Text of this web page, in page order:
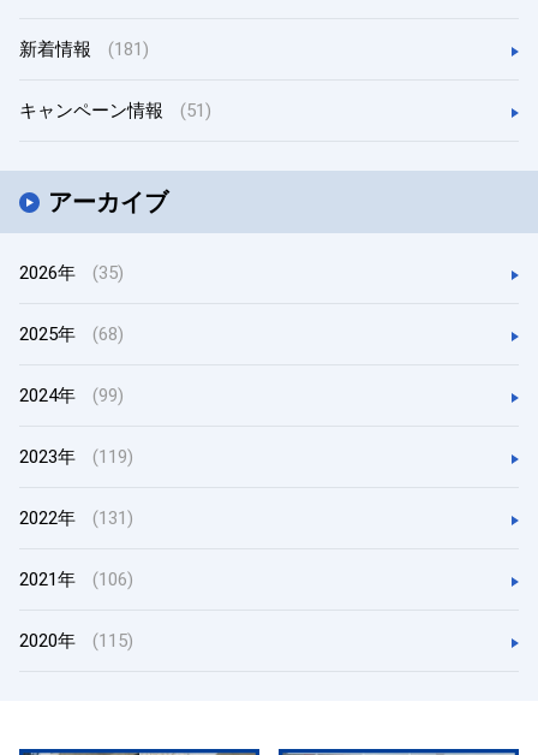
新着情報 (181)
キャンペーン情報 (51)
アーカイブ
2026年 (35)
2025年 (68)
2024年 (99)
2023年 (119)
2022年 (131)
2021年 (106)
2020年 (115)